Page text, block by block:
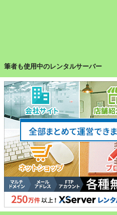
筆者も使用中のレンタルサーバー